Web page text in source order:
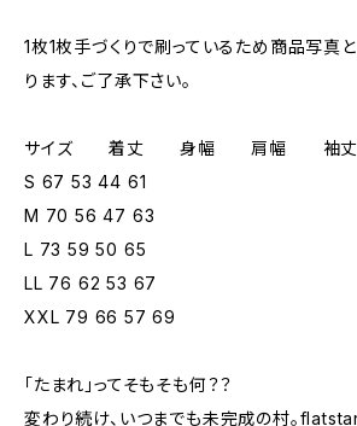
1枚1枚手づくりで刷っているため商品写真
ります、ご了承下さい。
サイズ 着丈 身幅 肩幅 袖丈
S 67 53 44 61
M 70 56 47 63
L 73 59 50 65
LL 76 62 53 67
XXL 79 66 57 69
「たまれ」ってそもそも何？？
変わり続け、いつまでも未完成の村。